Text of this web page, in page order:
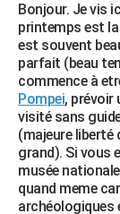
Bonjour. Je vis
printemps est
est souvent
parfait (beau
commence à
Pompei, prévoir
visité sans
(majeure
grand). Si vous
musée
quand meme
archéologiques